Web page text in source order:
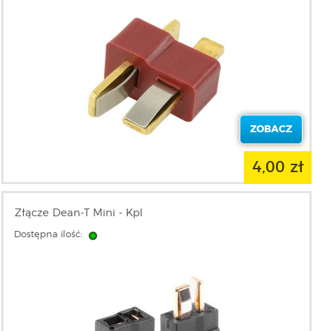
ZOBACZ
4,00 zł
Złącze Dean-T Mini - Kpl
Dostępna ilość: